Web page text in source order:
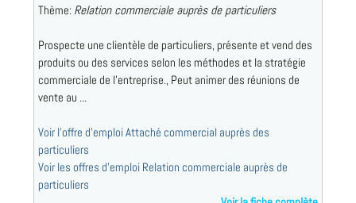
Thème: Relation commerciale auprès de particuliers
Prospecte une clientèle de particuliers, présente et vend des
produits ou des services selon les méthodes et la stratégie
commerciale de l'entreprise., Peut animer des réunions de
vente au ...
Voir l'offre d'emploi Attaché commercial auprès des
particuliers
Voir les offres d'emploi Relation commerciale auprès de
particuliers